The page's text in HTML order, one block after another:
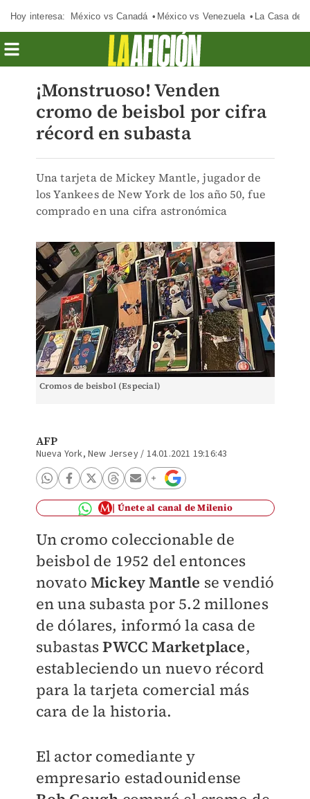
Hoy interesa: México vs Canadá México vs Venezuela La Casa de
¡Monstruoso! Venden
cromo de beisbol por cifra
récord en subasta
Una tarjeta de Mickey Mantle, jugador de
los Yankees de New York de los año 50, fue
comprado en una cifra astronómica
Cromos de beisbol (Especial)
AFP
Nueva York, New Jersey/ 14.01.2021 19:16:43
Únete al canal de Milenio
Un cromo coleccionable de
beisbol de 1952 del entonces
novato Mickey Mantle se vendió
en una subasta por 5.2 millones
de dólares, informó la casa de
subastasPWCC Marketplace,
estableciendo un nuevo récord
para la tarjeta comercial más
cara de la historia.
El actor comediante y
empresario estadounidense